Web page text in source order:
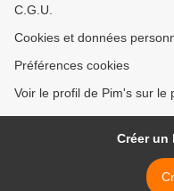
C.G.U.
Cookies et données
Préférences cookies
Voir le profil de Pim's sur le
Créer un